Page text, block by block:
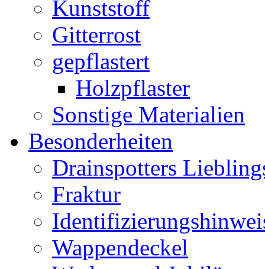
Kunststoff
Gitterrost
gepflastert
Holzpflaster
Sonstige Materialien
Besonderheiten
Drainspotters
Fraktur
Wappendeckel